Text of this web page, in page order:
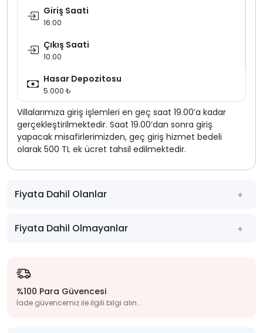
Giriş Saati
16:00
Çıkış Saati
10:00
Hasar Depozitosu
5.000 ₺
Villalarımıza giriş işlemleri en geç saat 19.00’a kadar
gerçekleştirilmektedir. Saat 19.00’dan sonra giriş
yapacak misafirlerimizden, geç giriş hizmet bedeli
olarak 500 TL ek ücret tahsil edilmektedir.
Fiyata Dahil Olanlar
Fiyata Dahil Olmayanlar
%100 Para Güvencesi
İade güvencemiz ile ilgili bilgi alın...